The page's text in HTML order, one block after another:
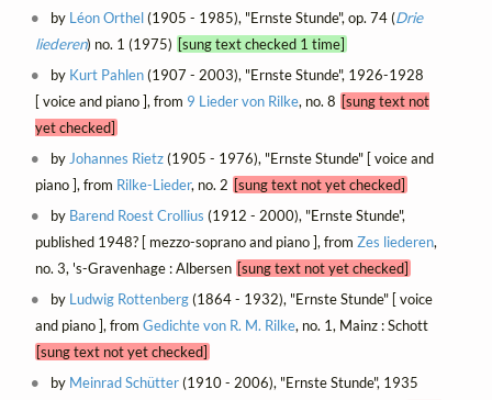
by Léon Orthel(1905 - 1985), "Ernste Stunde", op. 74 (Drie
liederen) no. 1 (1975) [sung text checked 1 time]
by Kurt Pahlen(1907 - 2003), "Ernste Stunde", 1926-1928
[ voice and piano ], from 9 Lieder von Rilke, no. 8 [sung text not
yet checked]
by Johannes Rietz(1905 - 1976), "Ernste Stunde" [ voice and
piano ], from Rilke-Lieder, no. 2 [sung text not yet checked]
by Barend Roest Crollius (1912 - 2000), "Ernste Stunde",
published 1948? [ mezzo-soprano and piano ], from Zes liederen,
no. 3, 's-Gravenhage : Albersen [sung text not yet checked]
by Ludwig Rottenberg(1864 - 1932), "Ernste Stunde" [ voice
and piano ], from Gedichte von R. M. Rilke, no. 1, Mainz : Schott
[sung text not yet checked]
by Meinrad Schütter(1910 - 2006), "Ernste Stunde", 1935